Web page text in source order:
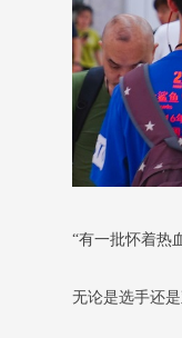
“有一批怀着热
无论是选手还